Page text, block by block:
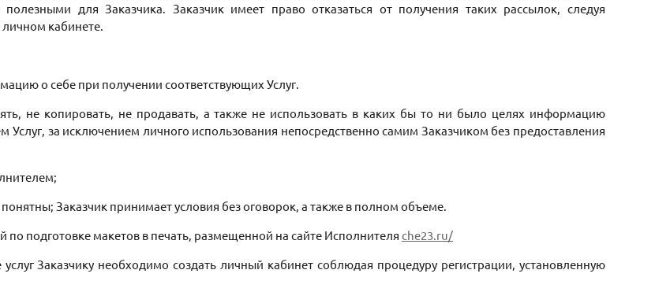
для Заказчика. Заказчик имеет право отказаться от получения таких рассылок, следуя
кабинете.
о себе при получении соответствующих Услуг.
не копировать, не продавать, а также не использовать в каких бы то ни было целях информацию
Услуг, за исключением личного использования непосредственно самим Заказчиком без предоставления
Заказчик принимает условия без оговорок, а также в полном объеме.
по подготовке макетов в печать, размещенной на сайте Исполнителя che23.ru/
Заказчику необходимо создать личный кабинет соблюдая процедуру регистрации, установленную